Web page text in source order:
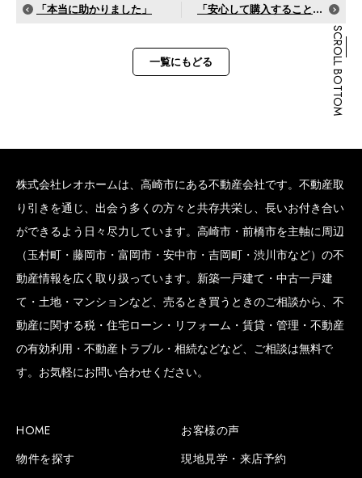
「本当に助かりました」 「安心して購入することができました」
一覧にもどる
株式会社レオホームは、高崎市にある不動産会社です。不動産取
り引きを通じ、出会う多くの方々と共存共栄し、長いお付き合い
ができるよう日々尽力しています。高崎市・前橋市を主軸に周辺
（玉村町・藤岡市・富岡市・安中市・吉岡町・渋川市など）の不
動産情報を広く取り扱っています。新築一戸建て・中古一戸建
て・土地・マンションなど、売るとき買うときのご相談から、不
動産に関する税・住宅ローン・リフォーム・賃貸・管理・不動産
の有効利用・不動産トラブル・相続などなど、ご相談は無料で
す。お気軽にお問い合わせください。
HOME
物件を探す
お客様の声
現地見学・来店予約
SCROLL BOTTOM